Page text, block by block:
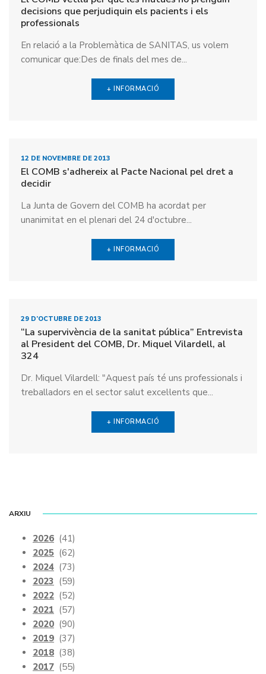
decisions que perjudiquin els pacients i els
professionals
En relació a la Problemàtica de SANITAS, us volem
comunicar que:Des de finals del mes de...
+ INFORMACIÓ
12 DE NOVEMBRE DE 2013
El COMB s'adhereix al Pacte Nacional pel dret a
decidir
La Junta de Govern del COMB ha acordat per
unanimitat en el plenari del 24 d'octubre...
+ INFORMACIÓ
29 D’OCTUBRE DE 2013
“La supervivència de la sanitat pública” Entrevista
al President del COMB, Dr. Miquel Vilardell, al
324
Dr. Miquel Vilardell: "Aquest país té uns professionals i
treballadors en el sector salut excel·lents que...
+ INFORMACIÓ
ARXIU
2026 (41)
2025 (62)
2024 (73)
2023 (59)
2022 (52)
2021 (57)
2020 (90)
2019 (37)
2018 (38)
2017 (55)